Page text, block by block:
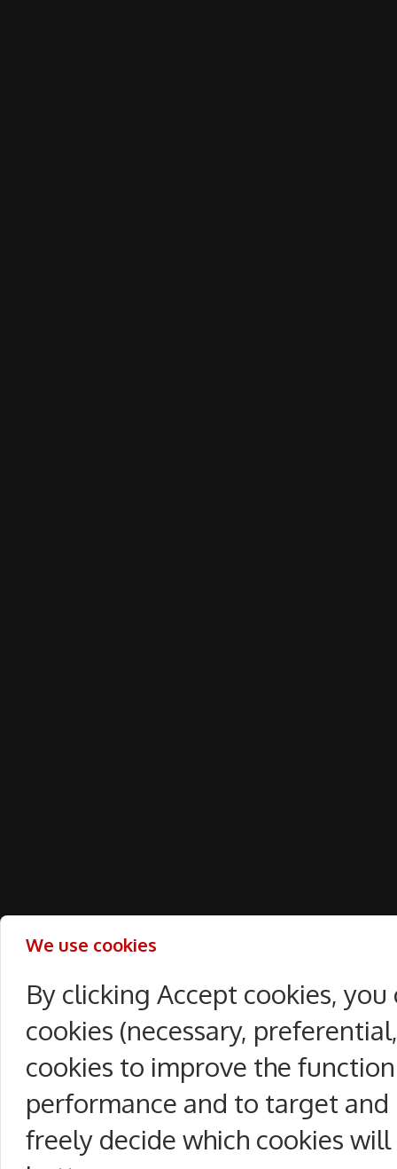
We use cookies
By clicking Accept cookies,
cookies (necessary,
cookies to improve the
performance and to target and
freely decide which cookies